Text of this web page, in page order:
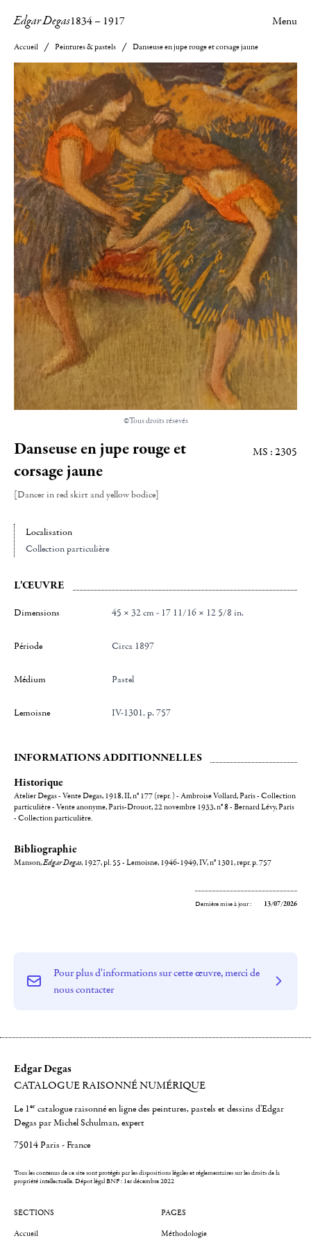
Edgar Degas1834– 1917 Menu
Accueil Peintures & pastels Danseuse en jupe rouge et corsage jaune
©Tous droits résevés
Danseuse en jupe rouge et
corsage jaune
[Dancer in red skirt and yellow bodice]
MS : 2305
Localisation
Collection particulière
L'ŒUVRE
Dimensions 45 × 32 cm - 17 11/16 × 12 5/8 in.
Période Circa 1897
Médium Pastel
Lemoisne IV-1301, p. 757
INFORMATIONS ADDITIONNELLES
Historique
Atelier Degas - Vente Degas, 1918, II, n° 177 (repr. ) - Ambroise Vollard, Paris - Collection
particulière - Vente anonyme, Paris-Drouot, 22 novembre 1933, n° 8 - Bernard Lévy, Paris
- Collection particulière.
Bibliographie
Manson,Edgar Degas, 1927, pl. 55 - Lemoisne, 1946-1949, IV, n° 1301, repr. p. 757
Dernière mise à jour : 13/07/2026
Pour plus d'informations sur cette œuvre, merci de
nous contacter
Edgar Degas
CATALOGUE RAISONNÉ NUMÉRIQUE
Le 1er catalogue raisonné en ligne des peintures, pastels et dessins d'Edgar
Degas par Michel Schulman, expert
75014 Paris - France
Tous les contenus de ce site sont protégés par les dispositions légales et réglementaires sur les droits de la
propriété intellectuelle.Dépot légal BNF : 1er décembre 2022
SECTIONS
Accueil
PAGES
Méthodologie